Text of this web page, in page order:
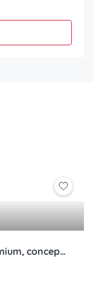
Vanzare hale Parc Industrial Premium, concept inovator, Sos de Centura, Chiajna, Chitila, Rudeni, A1